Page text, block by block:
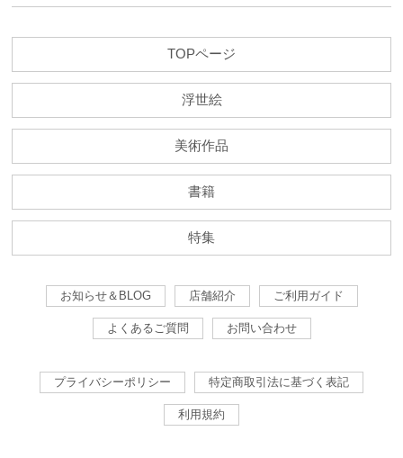
TOPページ
浮世絵
美術作品
書籍
特集
お知らせ＆BLOG 店舗紹介 ご利用ガイド
よくあるご質問 お問い合わせ
プライバシーポリシー 特定商取引法に基づく表記
利用規約